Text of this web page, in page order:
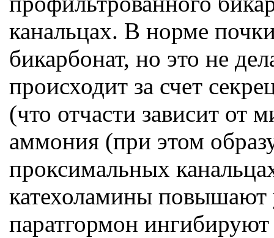
канальцах. В норме
бикарбонат, но это не
происходит за счет
(что отчасти зависит от
аммония (при этом
проксимальных
катехоламины повышают
паратгормон